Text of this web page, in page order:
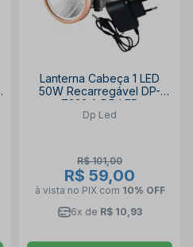
Lanterna Cabeça 1 LED
50W Recarregável DP-
7223 A DP LED
Dp Led
R$ 101,00
R$ 59,00
à vista no PIX com 10% OFF
6x de R$ 10,93